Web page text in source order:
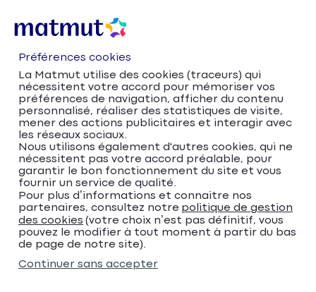
Accueil
Trouver votre agence Matmut
Normandie
Manche
Granville
Matmut Assurances 91 Rue Couraye, Granville
Matmut Assurances 91
Rue Couraye, Granville
Donnez votre avis
Préférences cookies
La Matmut utilise des cookies (traceurs) qui
nécessitent votre accord pour mémoriser vos
préférences de navigation, afficher du contenu
personnalisé, réaliser des statistiques de visite,
mener des actions publicitaires et interagir avec
les réseaux sociaux.
Nous utilisons également d'autres cookies, qui ne
nécessitent pas votre accord préalable, pour
garantir le bon fonctionnement du site et vous
fournir un service de qualité.
Pour plus d’informations et connaitre nos
partenaires, consultez notre politique de gestion
des cookies (votre choix n’est pas définitif, vous
pouvez le modifier à tout moment à partir du bas
de page de notre site).
Continuer sans accepter